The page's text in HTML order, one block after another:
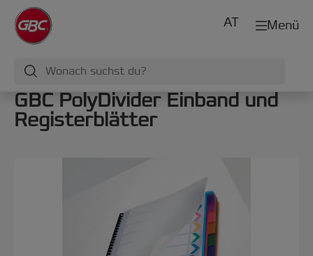
Menü
AT
GBC PolyDivider Einband und
Registerblätter